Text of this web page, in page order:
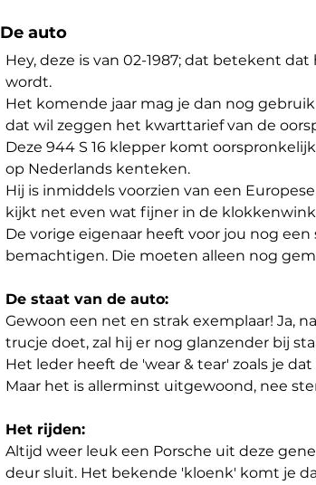
De auto
Hey, deze is van 02-1987; dat betekent
wordt.
Het komende jaar mag je dan nog
dat wil zeggen het kwarttarief van de
Deze 944 S 16 klepper komt
op Nederlands kenteken.
Hij is inmiddels voorzien van een
kijkt net even wat fijner in de
De vorige eigenaar heeft voor jou nog
bemachtigen. Die moeten alleen nog
De staat van de auto:
Gewoon een net en strak exemplaar! Ja,
trucje doet, zal hij er nog glanzender bij
Het leder heeft de 'wear & tear' zoals je
Maar het is allerminst uitgewoond, nee
Het rijden:
Altijd weer leuk een Porsche uit deze
deur sluit. Het bekende 'kloenk' komt je